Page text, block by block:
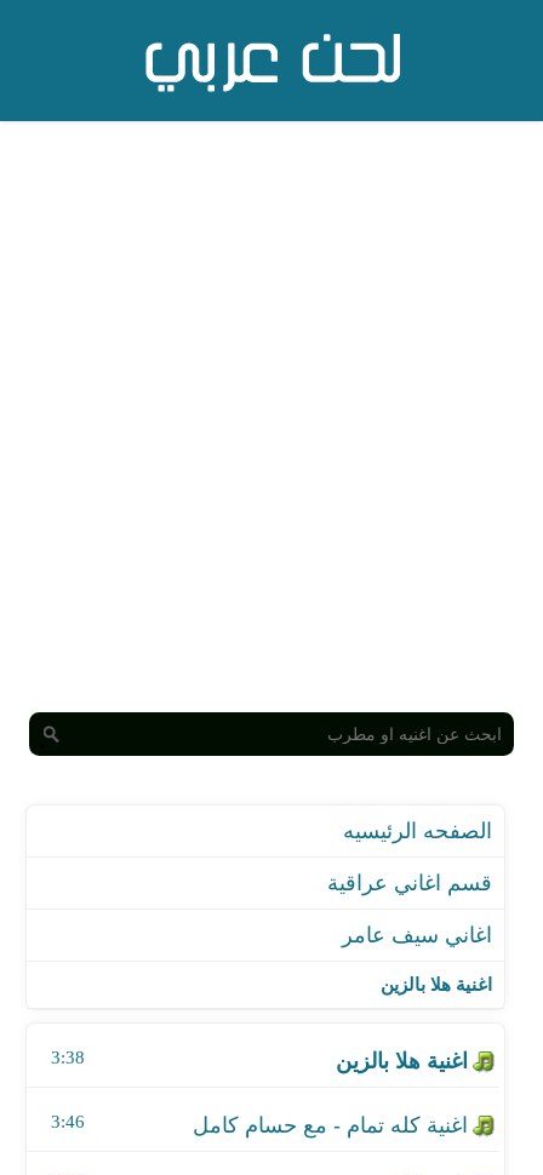
قسم اغاني عراقية
اغنية هلا بالزين
اغنية هلا بالزين
3:38
اغنية كله تمام - مع حسام كامل
3:46
اغنية كلشي جربت